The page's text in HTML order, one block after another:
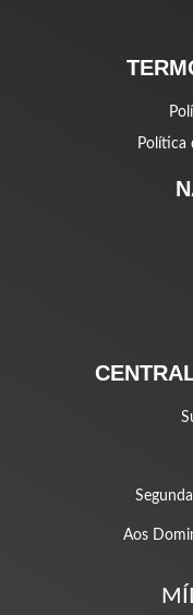
Política
Aos